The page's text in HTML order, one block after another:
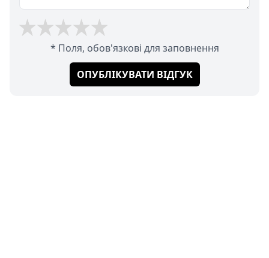
* Поля, обов'язкові для заповнення
ОПУБЛІКУВАТИ ВІДГУК